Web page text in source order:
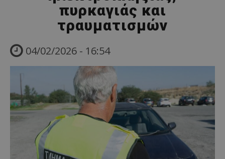
πυρκαγιάς και
τραυματισμών
04/02/2026 - 16:54